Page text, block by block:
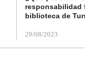
responsabilidad
biblioteca de
29/08/2023